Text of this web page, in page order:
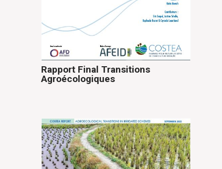
Rapport Final Transitions
Agroécologiques